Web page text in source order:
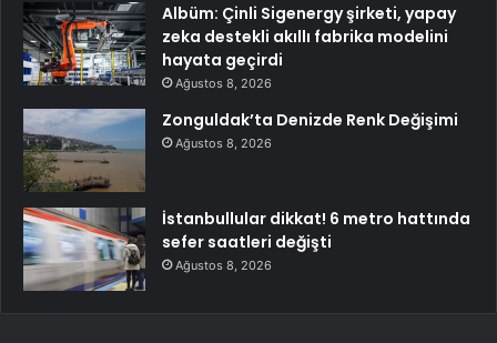
Albüm: Çinli Sigenergy şirketi, yapay
zeka destekli akıllı fabrika modelini
hayata geçirdi
Ağustos 8, 2026
Zonguldak’ta Denizde Renk Değişimi
Ağustos 8, 2026
İstanbullular dikkat! 6 metro hattında
sefer saatleri değişti
Ağustos 8, 2026